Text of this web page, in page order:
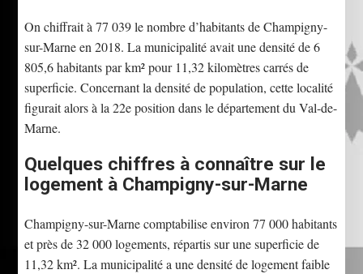
On chiffrait à 77 039 le nombre d’habitants de Champigny-
sur-Marne en 2018. La municipalité avait une densité de 6
805,6 habitants par km² pour 11,32 kilomètres carrés de
superficie. Concernant la densité de population, cette localité
figurait alors à la 22e position dans le département du Val-de-
Marne.
Quelques chiffres à connaître sur le
logement à Champigny-sur-Marne
Champigny-sur-Marne comptabilise environ 77 000 habitants
et près de 32 000 logements, répartis sur une superficie de
11,32 km². La municipalité a une densité de logement faible